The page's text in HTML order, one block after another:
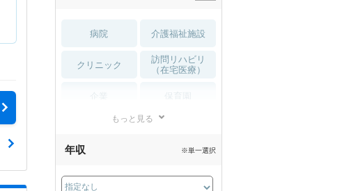
病院 介護福祉施設
クリニック
訪問リハビリ
（在宅医療）
薬局・
もっと見る
年収 ※単一選択